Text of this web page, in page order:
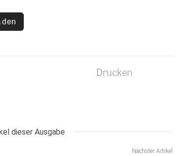
Drucken
dieser Ausgabe
Nächster Artikel